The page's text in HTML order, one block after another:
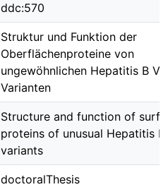
ddc:570
Struktur und Funktion der
Oberflächenproteine von
ungewöhnlichen Hepatitis B
Varianten
Structure and function of
proteins of unusual Hepatitis
variants
doctoralThesis